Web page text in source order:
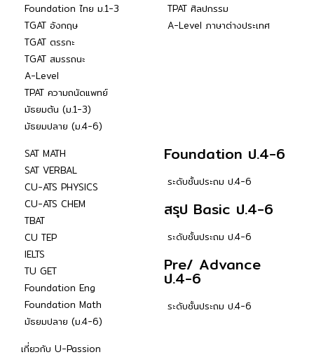
Foundation ไทย ม.1-3
TGAT อังกฤษ
TGAT ตรรกะ
TGAT สมรรถนะ
A-Level
TPAT ความถนัดแพทย์
มัธยมต้น (ม.1-3)
มัธยมปลาย (ม.4-6)
TPAT ศิลปกรรม
A-Level ภาษาต่างประเทศ
SAT MATH
SAT VERBAL
CU-ATS PHYSICS
CU-ATS CHEM
TBAT
CU TEP
IELTS
TU GET
Foundation Eng
Foundation Math
มัธยมปลาย (ม.4-6)
Foundation ป.4-6
ระดับชั้นประถม ป.4-6
สรุป Basic ป.4-6
ระดับชั้นประถม ป.4-6
Pre/ Advance
ป.4-6
ระดับชั้นประถม ป.4-6
เกี่ยวกับ U-Passion